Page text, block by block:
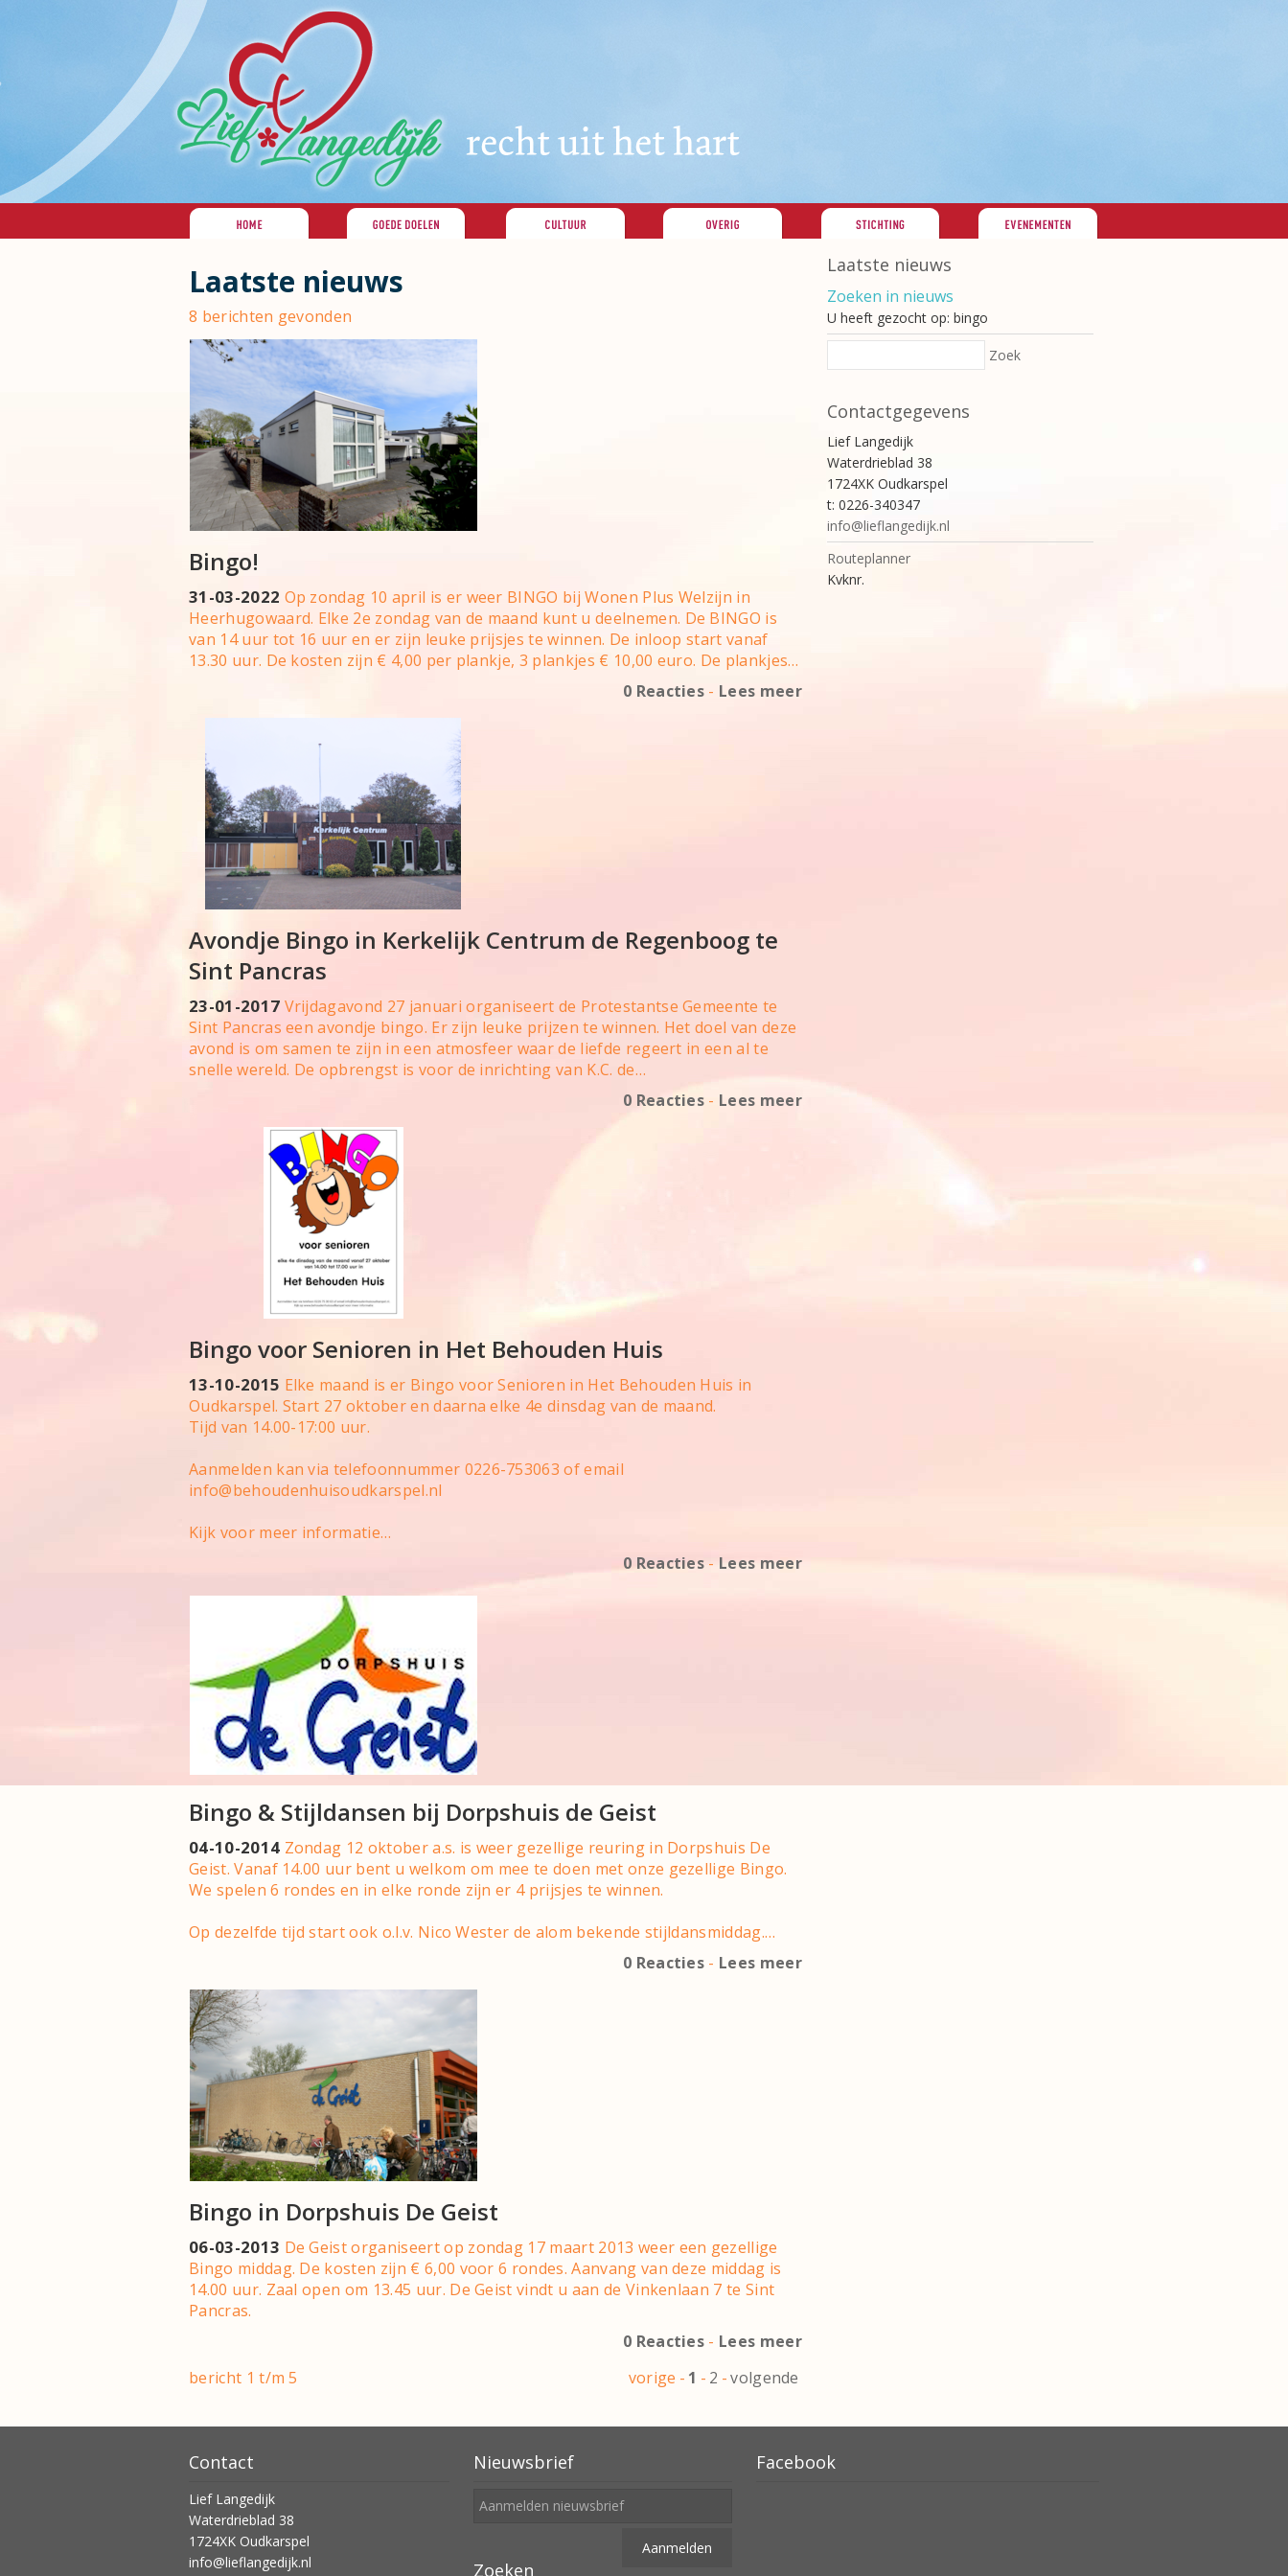
Laatste nieuws
8 berichten gevonden
Bingo!
31-03-2022 Op zondag 10 april is er weer BINGO bij Wonen Plus Welzijn in
Heerhugowaard. Elke 2e zondag van de maand kunt u deelnemen. De BINGO is
van 14 uur tot 16 uur en er zijn leuke prijsjes te winnen. De inloop start vanaf
13.30 uur. De kosten zijn € 4,00 per plankje, 3 plankjes € 10,00 euro. De plankjes…
0 Reacties - Lees meer
Avondje Bingo in Kerkelijk Centrum de Regenboog te
Sint Pancras
23-01-2017 Vrijdagavond 27 januari organiseert de Protestantse Gemeente te
Sint Pancras een avondje bingo. Er zijn leuke prijzen te winnen. Het doel van deze
avond is om samen te zijn in een atmosfeer waar de liefde regeert in een al te
snelle wereld. De opbrengst is voor de inrichting van K.C. de…
0 Reacties - Lees meer
Bingo voor Senioren in Het Behouden Huis
13-10-2015 Elke maand is er Bingo voor Senioren in Het Behouden Huis in
Oudkarspel. Start 27 oktober en daarna elke 4e dinsdag van de maand.
Tijd van 14.00-17:00 uur.
Aanmelden kan via telefoonnummer 0226-753063 of email
info@behoudenhuisoudkarspel.nl
Kijk voor meer informatie…
0 Reacties - Lees meer
Bingo & Stijldansen bij Dorpshuis de Geist
04-10-2014 Zondag 12 oktober a.s. is weer gezellige reuring in Dorpshuis De
Geist. Vanaf 14.00 uur bent u welkom om mee te doen met onze gezellige Bingo.
We spelen 6 rondes en in elke ronde zijn er 4 prijsjes te winnen.
Op dezelfde tijd start ook o.l.v. Nico Wester de alom bekende stijldansmiddag.…
0 Reacties - Lees meer
Bingo in Dorpshuis De Geist
06-03-2013 De Geist organiseert op zondag 17 maart 2013 weer een gezellige
Bingo middag. De kosten zijn € 6,00 voor 6 rondes. Aanvang van deze middag is
14.00 uur. Zaal open om 13.45 uur. De Geist vindt u aan de Vinkenlaan 7 te Sint
Pancras.
0 Reacties - Lees meer
bericht 1 t/m 5
vorige - 1 - 2 -volgende
Laatste nieuws
Zoeken in nieuws
U heeft gezocht op: bingo
Zoek
Contactgegevens
Lief Langedijk
Waterdrieblad 38
1724XK Oudkarspel
t: 0226-340347
info@lieflangedijk.nl
Routeplanner
Kvknr.
Contact
Lief Langedijk
Waterdrieblad 38
1724XK Oudkarspel
info@lieflangedijk.nl
Nieuwsbrief
Zoeken
Facebook